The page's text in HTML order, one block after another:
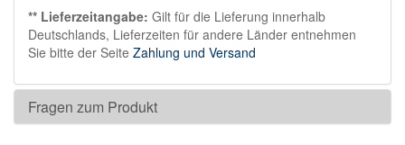
** Lieferzeitangabe: Gilt für die Lieferung innerhalb
Deutschlands, Lieferzeiten für andere Länder entnehmen
Sie bitte der Seite Zahlung und Versand
Fragen zum Produkt